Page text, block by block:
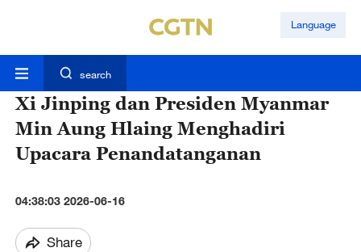
Language
search
Xi Jinping dan Presiden Myanmar
Min Aung Hlaing Menghadiri
Upacara Penandatanganan
04:38:03 2026-06-16
Share